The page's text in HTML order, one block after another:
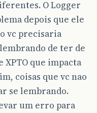
O Logger
depois que ele
vc precisaria
de ter de
XPTO que impacta
coisas que vc nao
se lembrando.
um erro para